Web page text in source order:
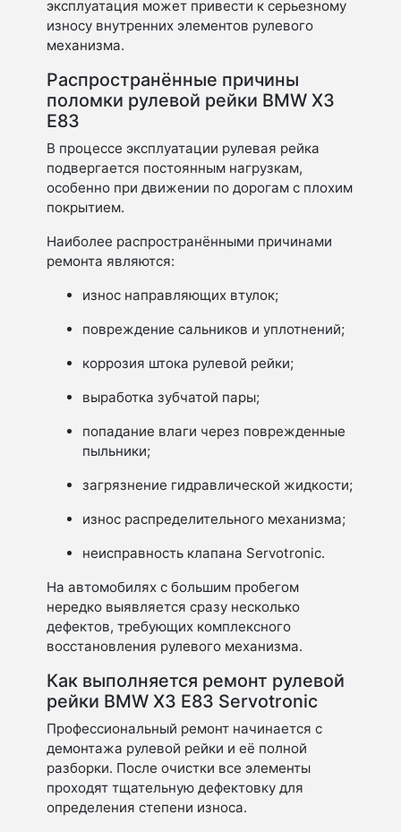
эксплуатация может привести к серьезному
износу внутренних элементов рулевого
механизма.
Распространённые причины
поломки рулевой рейки BMW X3
E83
В процессе эксплуатации рулевая рейка
подвергается постоянным нагрузкам,
особенно при движении по дорогам с плохим
покрытием.
Наиболее распространёнными причинами
ремонта являются:
износ направляющих втулок;
повреждение сальников и уплотнений;
коррозия штока рулевой рейки;
выработка зубчатой пары;
попадание влаги через поврежденные
пыльники;
загрязнение гидравлической жидкости;
износ распределительного механизма;
неисправность клапана Servotronic.
На автомобилях с большим пробегом
нередко выявляется сразу несколько
дефектов, требующих комплексного
восстановления рулевого механизма.
Как выполняется ремонт рулевой
рейки BMW X3 E83 Servotronic
Профессиональный ремонт начинается с
демонтажа рулевой рейки и её полной
разборки. После очистки все элементы
проходят тщательную дефектовку для
определения степени износа.